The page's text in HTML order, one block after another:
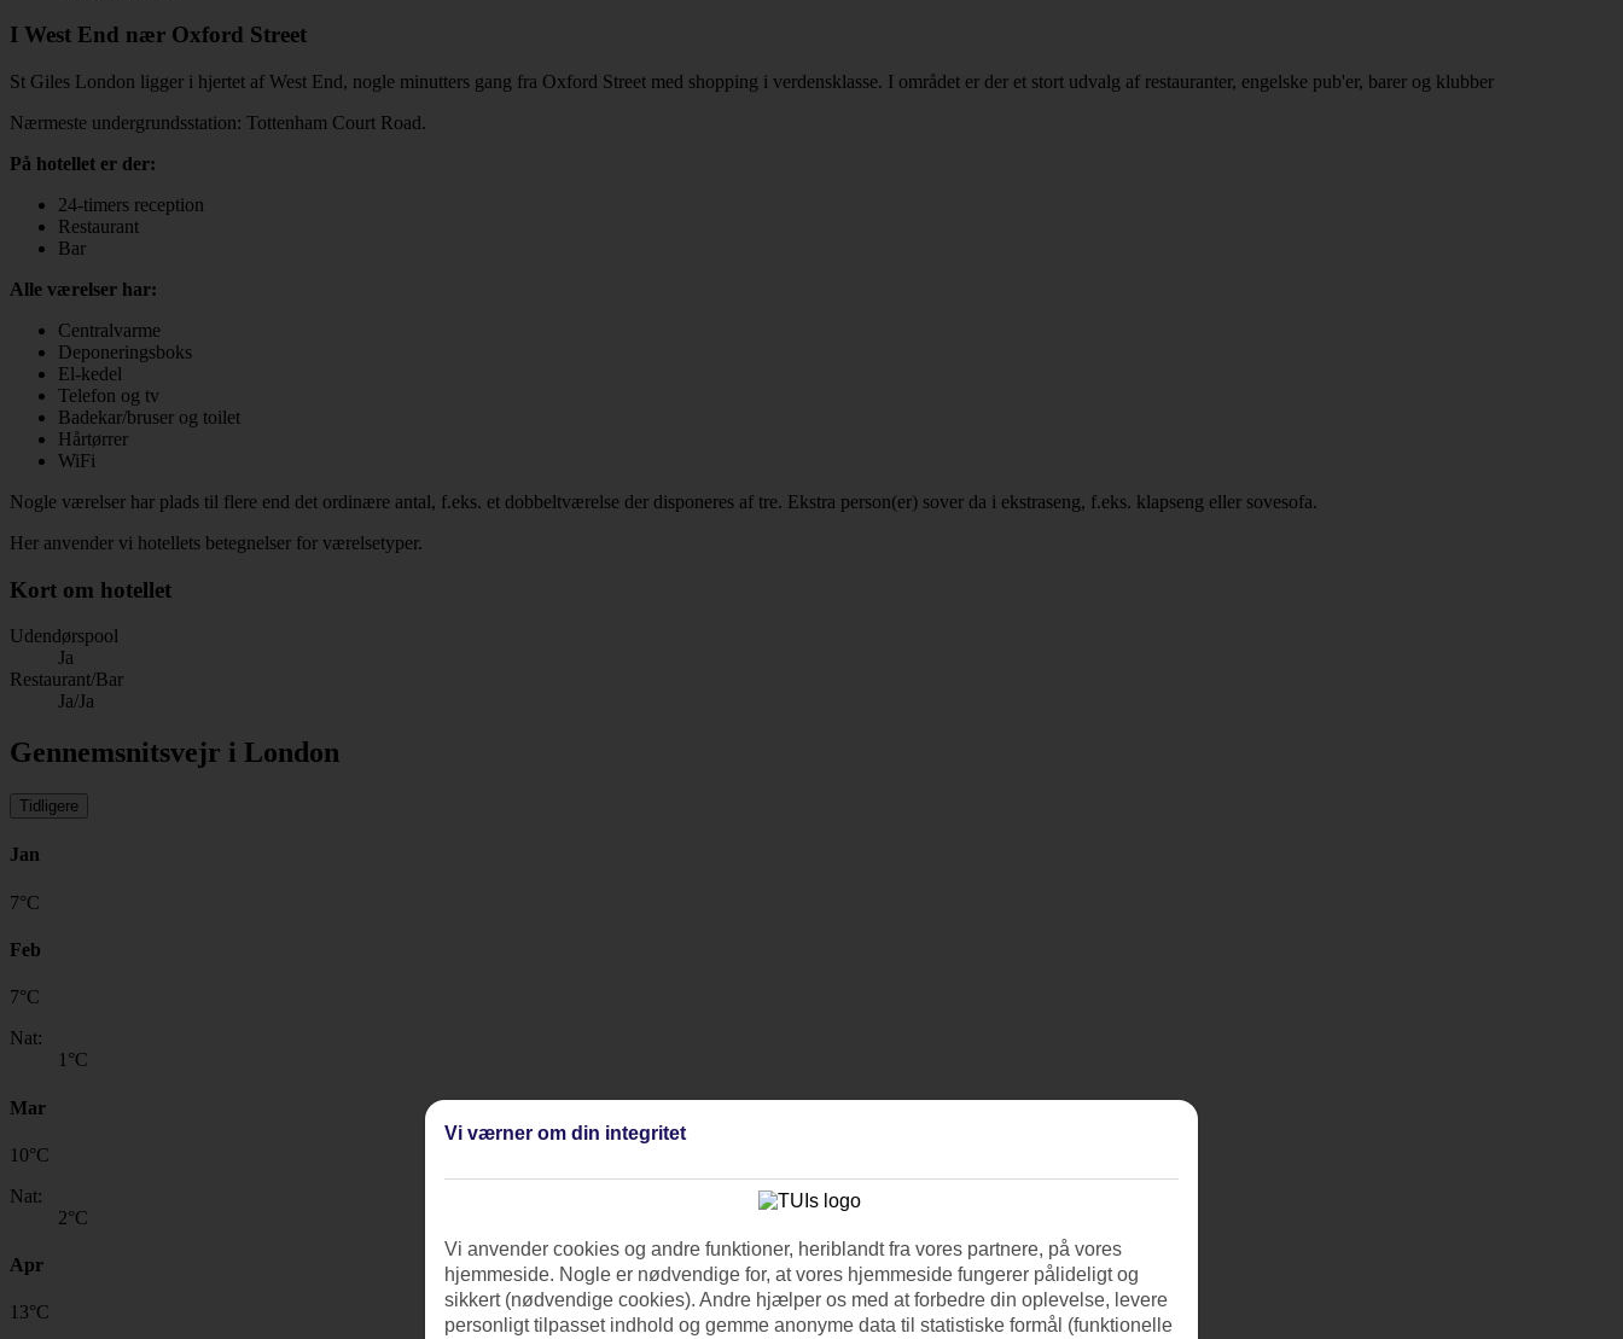
I West End nær Oxford Street
St Giles London ligger i hjertet af West End, nogle minutters gang fra Oxford Street med shopping i verdensklasse. I området er der et stort udvalg af restauranter, engelske pub'er, barer og klubber
Nærmeste undergrundsstation: Tottenham Court Road.
På hotellet er der:
24-timers reception
Restaurant
Bar
Alle værelser har:
Centralvarme
Deponeringsboks
El-kedel
Telefon og tv
Badekar/bruser og toilet
Hårtørrer
WiFi
Nogle værelser har plads til flere end det ordinære antal, f.eks. et dobbeltværelse der disponeres af tre. Ekstra person(er) sover da i ekstraseng, f.eks. klapseng eller sovesofa.
Her anvender vi hotellets betegnelser for værelsetyper.
Kort om hotellet
Udendørspool
Ja
Restaurant/Bar
Ja/Ja
Gennemsnitsvejr i London
Tidligere
Jan
7°C
Feb
7°C
Nat:
1 °C
Mar
10°C
Nat:
2°C
Apr
13°C
Vi værner om din integritet
Vi anvender cookies og andre funktioner, heriblandt fra vores partnere, på vores
hjemmeside. Nogle er nødvendige for, at vores hjemmeside fungerer pålideligt og
sikkert (nødvendige cookies). Andre hjælper os med at forbedre din oplevelse, levere
personligt tilpasset indhold og gemme anonyme data til statistiske formål (funktionelle